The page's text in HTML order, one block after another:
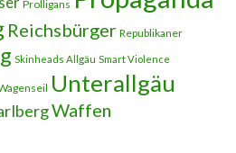
Prolligans
Reichsbürger Republikaner
Skinheads Allgäu Smart Violence
Unterallgäu
Waffen